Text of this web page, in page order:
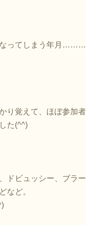
なってしまう年月………
り覚えて、ほぼ参加者
た(^^)
ドビュッシー、ブラー
など。